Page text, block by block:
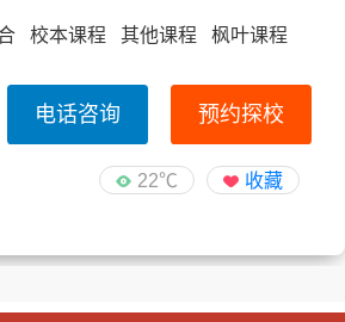
校本课程 其他课程 枫叶课程
电话咨询 预约探校
22℃ 收藏